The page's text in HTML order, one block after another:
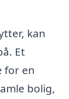
kan
Et
for en
bolig,